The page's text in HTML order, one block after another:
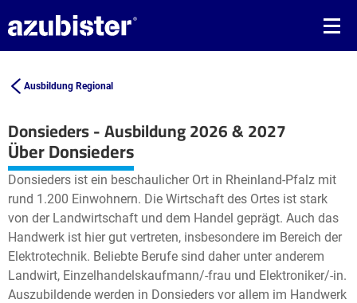
Ausbildung Regional
Donsieders - Ausbildung 2026 & 2027
+
−
Leaflet| © OpenStreetMap2
Über Donsieders
Donsieders ist ein beschaulicher Ort in Rheinland-Pfalz mit
rund 1.200 Einwohnern. Die Wirtschaft des Ortes ist stark
von der Landwirtschaft und dem Handel geprägt. Auch das
Handwerk ist hier gut vertreten, insbesondere im Bereich der
Elektrotechnik. Beliebte Berufe sind daher unter anderem
Landwirt, Einzelhandelskaufmann/-frau und Elektroniker/-in.
Auszubildende werden in Donsieders vor allem im Handwerk